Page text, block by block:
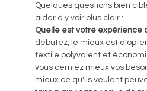
Quelques questions bien
aider à y voir plus clair :
Quelle est votre expérience
débutez, le mieux est
textile polyvalent et
vous cerniez mieux vos
mieux ce qu'ils veulent